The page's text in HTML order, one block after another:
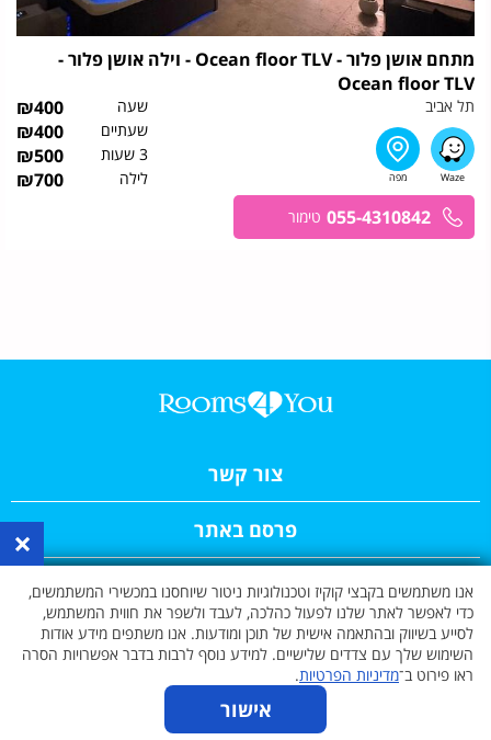
מתחם אושן פלור - Ocean floor TLV - וילה אושן פלור -
Ocean floor TLV
תל אביב שעה ₪400
שעתיים ₪400
3 שעות ₪500
לילה ₪700
055-4310842 טימור
צור קשר
פרסם באתר
תקנון האתר
כתבות
×
אנו משתמשים בקבצי קוקיז וטכנולוגיות ניטור שיוחסנו במכשירי המשתמשים,
כדי לאפשר לאתר שלנו לפעול כהלכה, לעבד ולשפר את חווית המשתמש,
לסייע בשיווק ובהתאמה אישית של תוכן ומודעות. אנו משתפים מידע אודות
השימוש שלך עם צדדים שלישיים. למידע נוסף לרבות בדבר אפשרויות הסרה
ראו פירוט ב־מדיניות הפרטיות.
אישור